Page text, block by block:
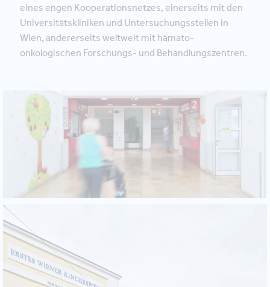
eines engen Kooperationsnetzes, einerseits mit den
Universitätskliniken und Untersuchungsstellen in
Wien, andererseits weltweit mit hämato-
onkologischen Forschungs- und Behandlungszentren.